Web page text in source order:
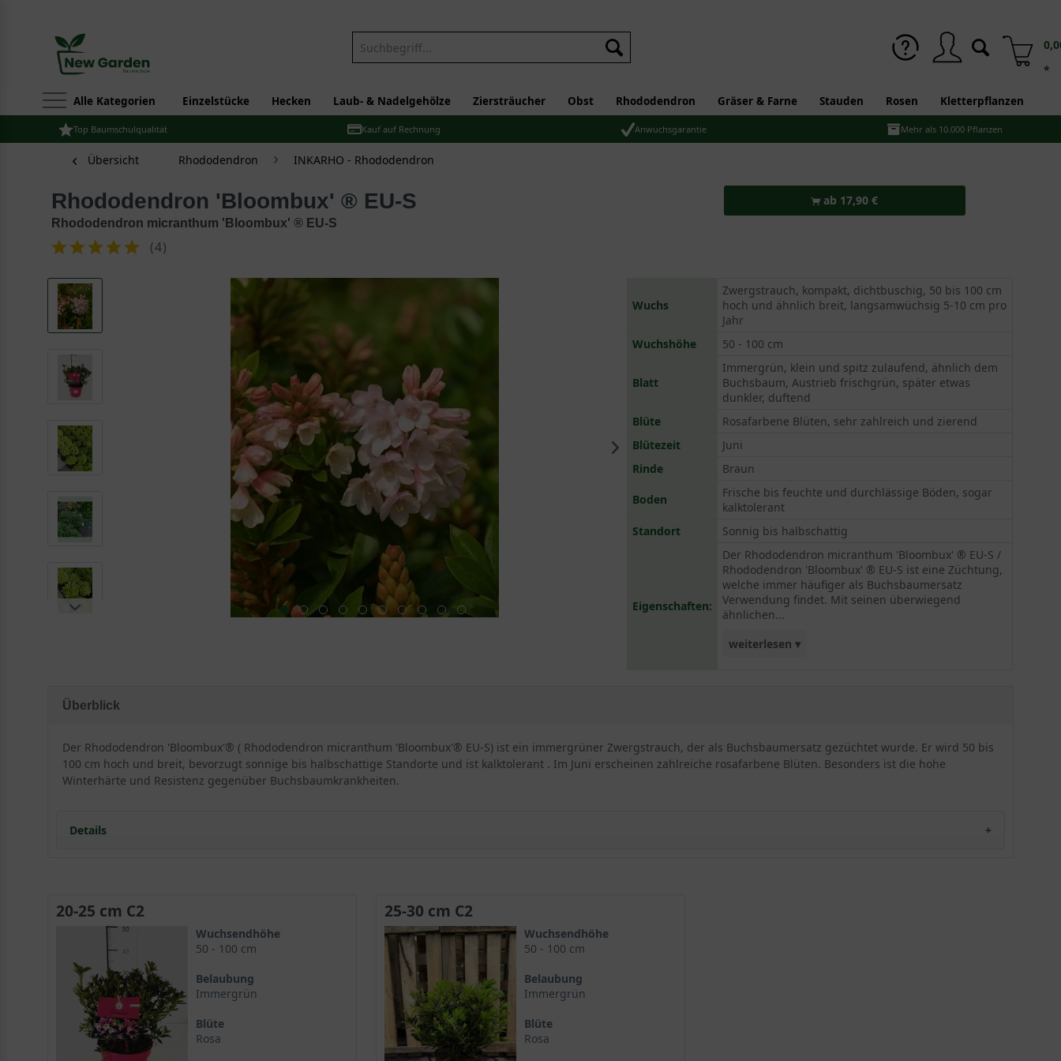
*
Alle Kategorien Einzelstücke Hecken Laub- & Nadelgehölze Ziersträucher Obst Rhododendron Gräser & Farne Stauden Rosen Kletterpflanzen
Top Baumschulqualität Kauf auf Rechnung Anwuchsgarantie Mehr als 10.000 Pflanzen
Übersicht Rhododendron INKARHO - Rhododendron
Rhododendron 'Bloombux' ® EU-S
Rhododendron micranthum 'Bloombux' ® EU-S
(4)
ab 17,90 €
Wuchs
Zwergstrauch, kompakt, dichtbuschig, 50 bis 100 cm
hoch und ähnlich breit, langsamwüchsig 5-10 cm pro
Jahr
Wuchshöhe
50 - 100 cm
Blatt
Immergrün, klein und spitz zulaufend, ähnlich dem
Buchsbaum, Austrieb frischgrün, später etwas
dunkler, duftend
Blüte
Rosafarbene Blüten, sehr zahlreich und zierend
Blütezeit
Juni
Rinde
Braun
Boden
Frische bis feuchte und durchlässige Böden, sogar
kalktolerant
Standort
Sonnig bis halbschattig
Eigenschaften:
Der Rhododendron micranthum 'Bloombux' ® EU-S /
Rhododendron 'Bloombux' ® EU-S ist eine Züchtung,
welche immer häufiger als Buchsbaumersatz
Verwendung findet. Mit seinen überwiegend
ähnlichen...
weiterlesen ▾
einer sehr guten bzw. sogar "besseren"
Alternative. Diese tolle immergrüne und gut
schnittverträgliche Sorte eignet sich hervorragend
Überblick
Der Rhododendron 'Bloombux'® ( Rhododendron micranthum 'Bloombux'® EU-S) ist ein immergrüner Zwergstrauch, der als Buchsbaumersatz gezüchtet wurde. Er wird 50 bis
100 cm hoch und breit, bevorzugt sonnige bis halbschattige Standorte und ist kalktolerant . Im Juni erscheinen zahlreiche rosafarbene Blüten. Besonders ist die hohe
Winterhärte und Resistenz gegenüber Buchsbaumkrankheiten.
Details
Rhododendron micranthum 'Bloombux' ® EU-S, auch bekannt als Rhododendron 'Bloombux' ® EU-S, ist eine immergrüne Pflanze, die zur Familie der Heidekrautgewächse
gehört. Diese Sorte zeichnet sich durch ihre besondere Widerstandsfähigkeit und ihre kompakte Wuchsform aus. Sie eignet sich hervorragend als Zierpflanze für Gärten, aber
auch für den Einsatz in Parks und öffentlichen Grünflächen.
Wuchshöhe und Wuchsform
Der Rhododendron micranthum 'Bloombux' ® EU-S hat eine maximale Wuchshöhe von etwa 100 cm. Seine Wuchsform ist sehr kompakt und breitbuschig. Die Pflanze bildet
zahlreiche Zweige aus, die sich dicht verzweigen und eine üppige Blütenpracht hervorbringen.
20-25 cm C2
Wuchsendhöhe
50 - 100 cm
Belaubung
Immergrün
Blüte
Rosa
25-30 cm C2
Wuchsendhöhe
50 - 100 cm
Belaubung
Immergrün
Blüte
Rosa